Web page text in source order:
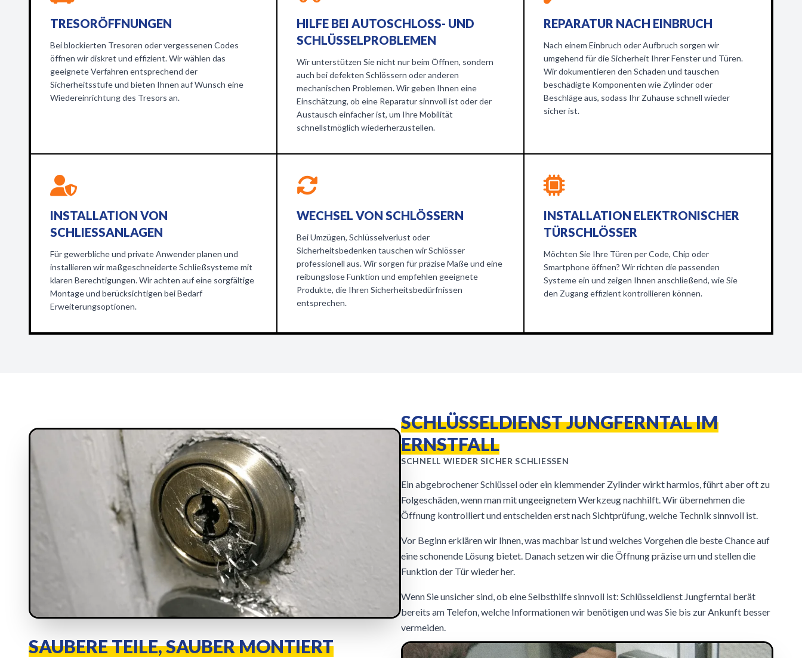
TRESORÖFFNUNGEN
Bei blockierten Tresoren oder vergessenen Codes
öffnen wir diskret und effizient. Wir wählen das
geeignete Verfahren entsprechend der
Sicherheitsstufe und bieten Ihnen auf Wunsch eine
Wiedereinrichtung des Tresors an.
HILFE BEI AUTOSCHLOSS- UND
SCHLÜSSELPROBLEMEN
Wir unterstützen Sie nicht nur beim Öffnen, sondern
auch bei defekten Schlössern oder anderen
mechanischen Problemen. Wir geben Ihnen eine
Einschätzung, ob eine Reparatur sinnvoll ist oder der
Austausch einfacher ist, um Ihre Mobilität
schnellstmöglich wiederherzustellen.
REPARATUR NACH EINBRUCH
Nach einem Einbruch oder Aufbruch sorgen wir
umgehend für die Sicherheit Ihrer Fenster und Türen.
Wir dokumentieren den Schaden und tauschen
beschädigte Komponenten wie Zylinder oder
Beschläge aus, sodass Ihr Zuhause schnell wieder
sicher ist.
INSTALLATION VON
SCHLIESSANLAGEN
Für gewerbliche und private Anwender planen und
installieren wir maßgeschneiderte Schließsysteme mit
klaren Berechtigungen. Wir achten auf eine sorgfältige
Montage und berücksichtigen bei Bedarf
Erweiterungsoptionen.
WECHSEL VON SCHLÖSSERN
Bei Umzügen, Schlüsselverlust oder
Sicherheitsbedenken tauschen wir Schlösser
professionell aus. Wir sorgen für präzise Maße und eine
reibungslose Funktion und empfehlen geeignete
Produkte, die Ihren Sicherheitsbedürfnissen
entsprechen.
INSTALLATION ELEKTRONISCHER
TÜRSCHLÖSSER
Möchten Sie Ihre Türen per Code, Chip oder
Smartphone öffnen? Wir richten die passenden
Systeme ein und zeigen Ihnen anschließend, wie Sie
den Zugang effizient kontrollieren können.
SCHLÜSSELDIENST JUNGFERNTAL IM
ERNSTFALL
SCHNELL WIEDER SICHER SCHLIESSEN
Ein abgebrochener Schlüssel oder ein klemmender Zylinder wirkt harmlos, führt aber oft zu
Folgeschäden, wenn man mit ungeeignetem Werkzeug nachhilft. Wir übernehmen die
Öffnung kontrolliert und entscheiden erst nach Sichtprüfung, welche Technik sinnvoll ist.
Vor Beginn erklären wir Ihnen, was machbar ist und welches Vorgehen die beste Chance auf
eine schonende Lösung bietet. Danach setzen wir die Öffnung präzise um und stellen die
Funktion der Tür wieder her.
Wenn Sie unsicher sind, ob eine Selbsthilfe sinnvoll ist: Schlüsseldienst Jungferntal berät
bereits am Telefon, welche Informationen wir benötigen und was Sie bis zur Ankunft besser
vermeiden.
SAUBERE TEILE, SAUBER MONTIERT